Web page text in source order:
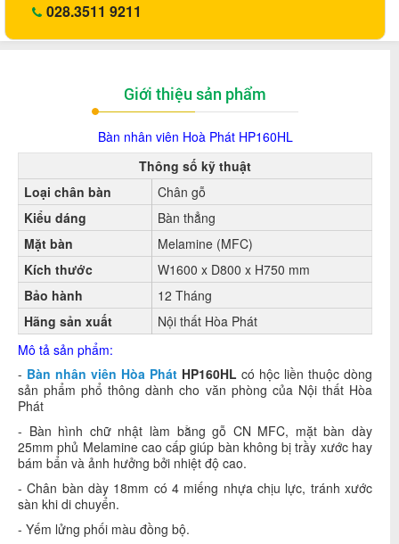
028.3511 9211
Giới thiệu sản phẩm
Bàn nhân viên Hoà Phát HP160HL
Thông số kỹ thuật
Loại chân bàn
Chân gỗ
Kiểu dáng
Bàn thẳng
Mặt bàn
Melamine (MFC)
Kích thước
W1600 x D800 x H750 mm
Bảo hành
12 Tháng
Hãng sản xuất
Nội thất Hòa Phát
Mô tả sản phẩm:
- Bàn nhân viên Hòa Phát HP160HL có hộc liền thuộc dòng
sản phẩm phổ thông dành cho văn phòng của Nội thất Hòa
Phát
- Bàn hình chữ nhật làm bằng gỗ CN MFC, mặt bàn dày
25mm phủ Melamine cao cấp giúp bàn không bị trầy xước hay
bám bẩn và ảnh hưởng bởi nhiệt độ cao.
- Chân bàn dày 18mm có 4 miếng nhựa chịu lực, tránh xước
sàn khi di chuyển.
- Yếm lửng phối màu đồng bộ.